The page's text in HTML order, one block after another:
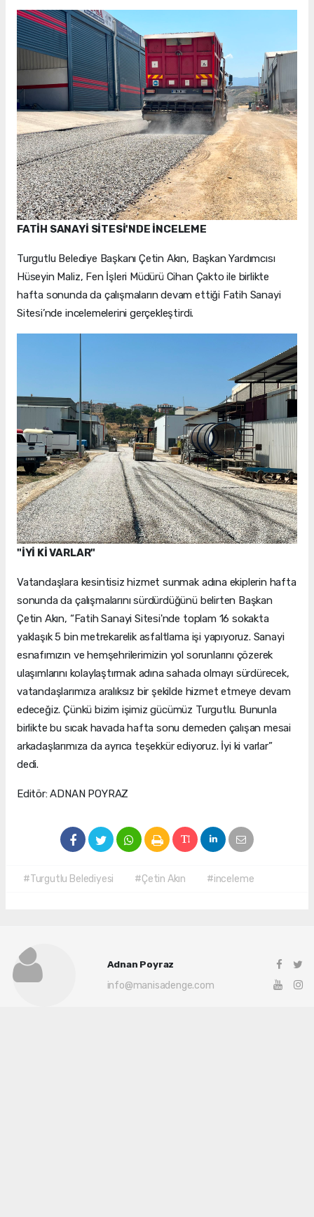
FATİH SANAYİ SİTESİ'NDE İNCELEME
Turgutlu Belediye Başkanı Çetin Akın, Başkan Yardımcısı
Hüseyin Maliz, Fen İşleri Müdürü Cihan Çakto ile birlikte
hafta sonunda da çalışmaların devam ettiği Fatih Sanayi
Sitesi’nde incelemelerini gerçekleştirdi.
"İYİ Kİ VARLAR"
Vatandaşlara kesintisiz hizmet sunmak adına ekiplerin hafta
sonunda da çalışmalarını sürdürdüğünü belirten Başkan
Çetin Akın, “Fatih Sanayi Sitesi'nde toplam 16 sokakta
yaklaşık 5 bin metrekarelik asfaltlama işi yapıyoruz. Sanayi
esnafımızın ve hemşehrilerimizin yol sorunlarını çözerek
ulaşımlarını kolaylaştırmak adına sahada olmayı sürdürecek,
vatandaşlarımıza aralıksız bir şekilde hizmet etmeye devam
edeceğiz. Çünkü bizim işimiz gücümüz Turgutlu. Bununla
birlikte bu sıcak havada hafta sonu demeden çalışan mesai
arkadaşlarımıza da ayrıca teşekkür ediyoruz. İyi ki varlar”
dedi.
Editör: ADNAN POYRAZ
#Turgutlu Belediyesi #Çetin Akın #inceleme
Adnan Poyraz
info@manisadenge.com